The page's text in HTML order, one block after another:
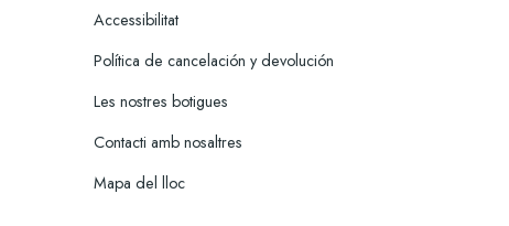
Accessibilitat
Política de cancelación y devolución
Les nostres botigues
Contacti amb nosaltres
Mapa del lloc